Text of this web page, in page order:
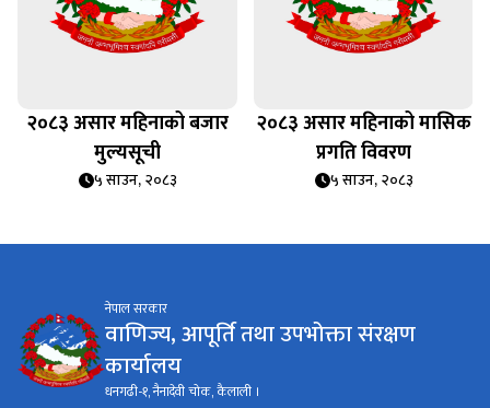
२०८३ असार महिनाको बजार
मुल्यसूची
५ साउन, २०८३
२०८३ असार महिनाको मासिक
प्रगति विवरण
५ साउन, २०८३
नेपाल सरकार
वाणिज्य, आपूर्ति तथा उपभोक्ता संरक्षण
कार्यालय
धनगढी-१, नैनादेवी चोक, कैलाली ।